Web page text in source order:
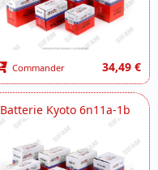
Commander 34,49 €
Batterie Kyoto 6n11a-1b